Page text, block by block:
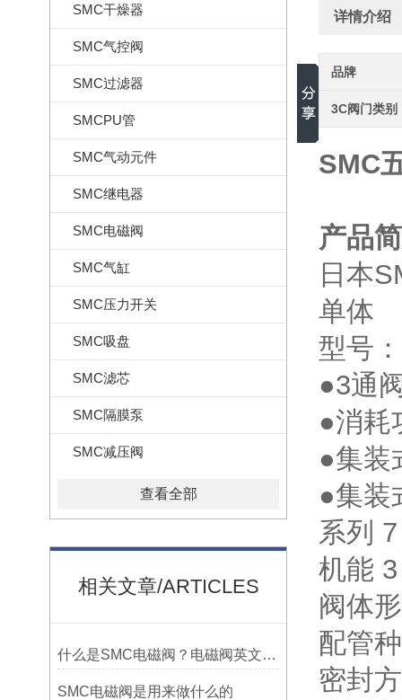
SMC干燥器
SMC气控阀
SMC过滤器
SMCPU管
SMC气动元件
SMC继电器
SMC电磁阀
SMC气缸
SMC压力开关
SMC吸盘
SMC滤芯
SMC隔膜泵
SMC减压阀
查看全部
相关文章/ARTICLES
什么是SMC电磁阀？电磁阀英文缩写是什么
SMC电磁阀是用来做什么的
详情介绍
品牌
3C阀门类别
SMC
产品
日本
单体
型号
●3通
●消耗
●集装
●集装
系列
机能
阀体
配管
密封